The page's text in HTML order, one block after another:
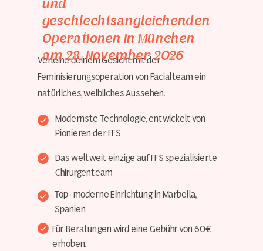
Verleihe deinem Gesicht mit der
Feminisierungsoperation von Facialteam ein
natürliches, weibliches Aussehen.
Top-moderne Einrichtung in Marbella,
Spanien
Das weltweit einzige auf FFS spezialisierte
Chirurgenteam
Modernste Technologie, entwickelt von
Pionieren der FFS
und
geschlechtsangleichenden
Operationen in München
am 28. November 2026
Für Beratungen wird eine Gebühr von 60€
erhoben.